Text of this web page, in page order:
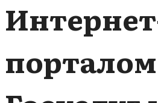
порталом